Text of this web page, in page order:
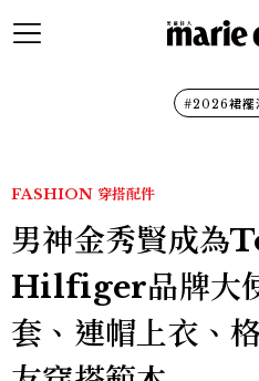
#2026裙襬
FASHION 穿搭配件
男神金秀賢成
Hilfiger品牌大
套、連帽上衣、